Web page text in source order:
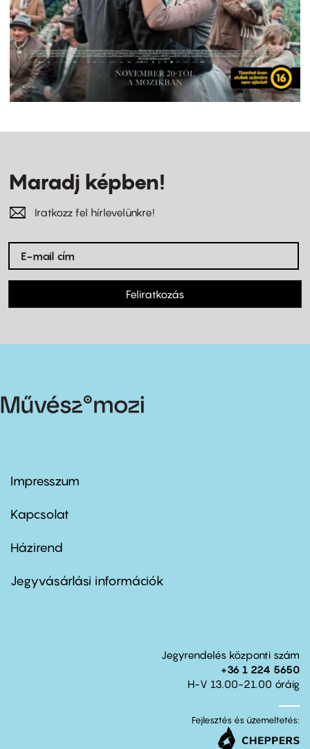
Maradj képben!
Iratkozz fel hírlevelünkre!
Feliratkozás
Footer
first
Impresszum
Kapcsolat
Footer
second
Házirend
Jegyvásárlási információk
Jegyrendelés központi szám
+36 1 224 5650
H-V 13.00-21.00 óráig
Fejlesztés és üzemeltetés: